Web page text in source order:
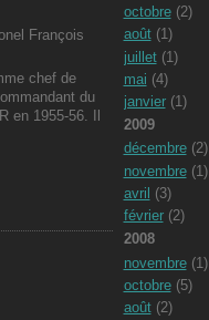
François
chef de
du
en 1955-56. Il
octobre(2)
août(1)
juillet(1)
mai (4)
janvier(1)
2009
décembre(2)
novembre(1)
avril (3)
février(2)
2008
novembre(1)
octobre(5)
août(2)